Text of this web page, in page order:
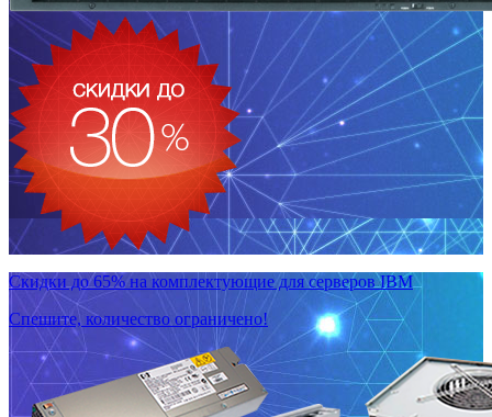
Скидки до 65% на комплектующие для серверов IBM
Спешите, количество ограничено!